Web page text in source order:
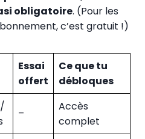
obligatoire. (Pour les
c’est gratuit !)
Essai
offert
Ce que tu
débloques
–
Accès
complet